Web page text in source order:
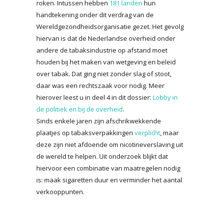
roken. Intussen hebben 181 landen hun
handtekening onder dit verdrag van de
Wereldgezondheidsorganisatie gezet. Het gevolg
hiervan is dat de Nederlandse overheid onder
andere de tabaksindustrie op afstand moet
houden bij het maken van wetgeving en beleid
over tabak. Dat ging niet zonder slag of stoot,
daar was een rechtszaak voor nodig. Meer
hierover leest u in deel 4 in dit dossier: Lobby in
de politiek en bij de overheid.
Sinds enkele jaren zijn afschrikwekkende
plaatjes op tabaksverpakkingen verplicht, maar
deze zijn niet afdoende om nicotineverslaving uit
de wereld te helpen. Uit onderzoek blijkt dat
hiervoor een combinatie van maatregelen nodig
is: maak sigaretten duur en verminder het aantal
verkooppunten.